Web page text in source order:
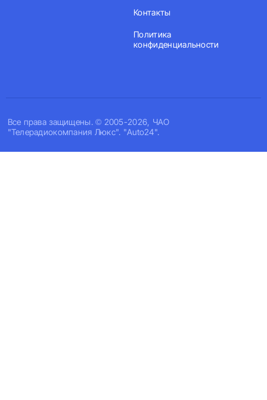
Все права защищены. © 2005-2026, ЧАО
"Телерадиокомпания Люкс". "Auto24".
Контакты
Политика
конфиденциальности